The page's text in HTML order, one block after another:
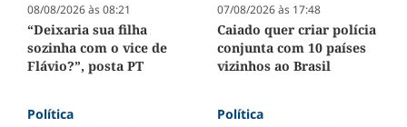
08/08/2026 às 08:21
“Deixaria sua filha
sozinha com o vice de
Flávio?”, posta PT
07/08/2026 às 17:48
Caiado quer criar polícia
conjunta com 10 países
vizinhos ao Brasil
Política Política